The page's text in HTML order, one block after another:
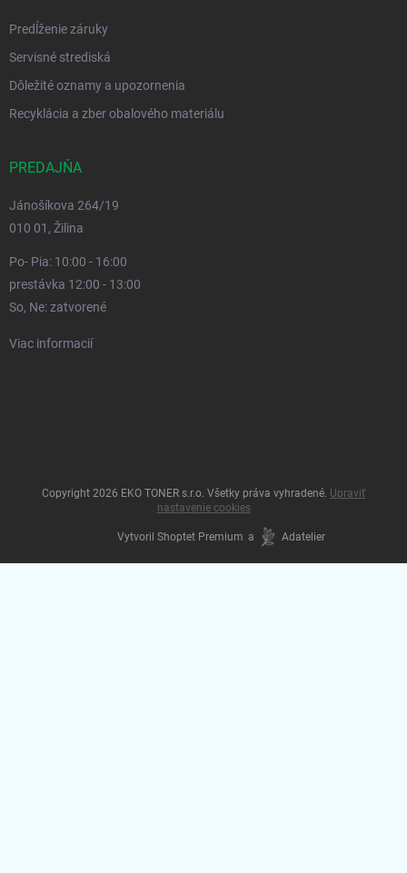
Predĺženie záruky
Servisné strediská
Dôležité oznamy a upozornenia
Recyklácia a zber obalového materiálu
PREDAJŇA
Jánošíkova 264/19
010 01, Žilina
Po- Pia: 10:00 - 16:00
prestávka 12:00 - 13:00
So, Ne: zatvorené
Viac informacií
Vytvoril Shoptet Premium a Adatelier
Copyright 2026 EKO TONER s.r.o. Všetky práva vyhradené. Upraviť
nastavenie cookies